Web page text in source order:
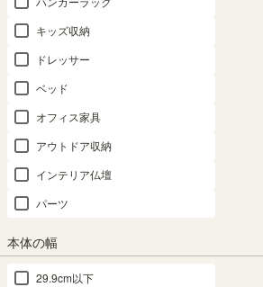
キッズ収納
ドレッサー
ベッド
オフィス家具
アウトドア収納
インテリア仏壇
パーツ
本体の幅
29.9cm以下